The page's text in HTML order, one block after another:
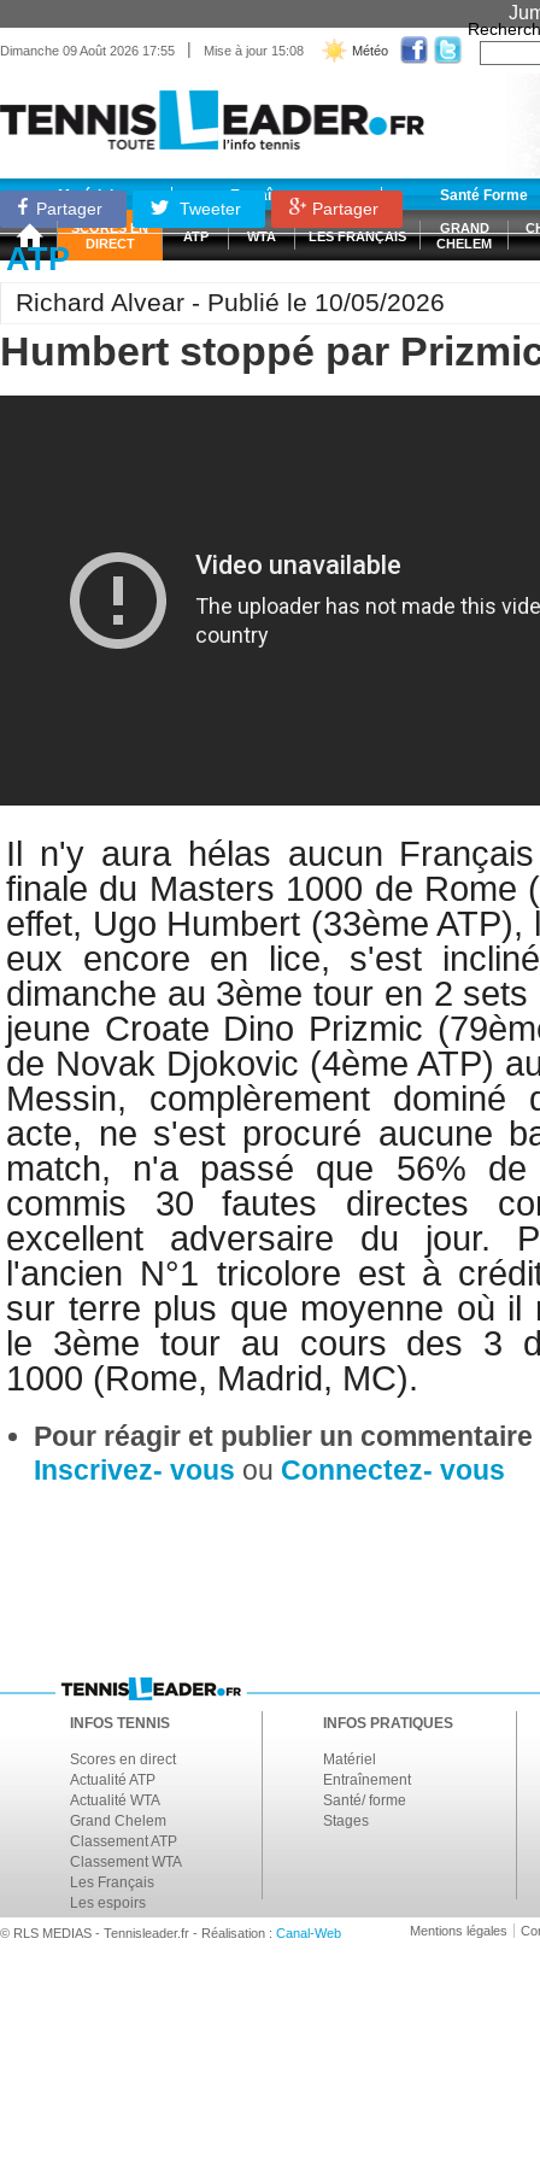
Dimanche 09 Août 2026 17:55 | Mise à jour 15:08 Météo
Matériel Entraînement Santé Forme
SCORES EN
DIRECT
ATP WTA LES FRANÇAIS
GRAND
CHELEM
Partager Tweeter Partager
ATP
Richard Alvear - Publié le 10/05/2026
Humbert stoppé par
Il n'y aura hélas aucun
finale du Masters 1000 de Rome
effet, Ugo Humbert (33ème
eux encore en lice, s'est
dimanche au 3ème tour en 2
jeune Croate Dino Prizmic
de Novak Djokovic (4ème ATP)
Messin, complèrement dominé
acte, ne s'est procuré aucune
match, n'a passé que 56%
commis 30 fautes directes
excellent adversaire du jour.
l'ancien N°1 tricolore est à
sur terre plus que moyenne où il
le 3ème tour au cours des 3
1000 (Rome, Madrid, MC).
Pour réagir et publier un
Inscrivez- vous ou Connectez- vous
INFOS TENNIS
Scores en direct
Actualité ATP
Actualité WTA
Grand Chelem
Classement ATP
Classement WTA
Les Français
Les espoirs
INFOS PRATIQUES
Matériel
Entraînement
Santé/ forme
Stages
© RLS MEDIAS - Tennisleader.fr - Réalisation : Canal-Web Mentions légales